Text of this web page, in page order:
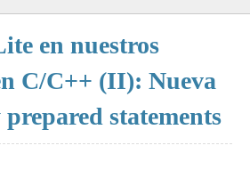
en nuestros
C/C++ (II): Nueva
statements